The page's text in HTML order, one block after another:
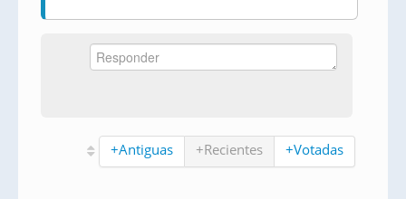
+Antiguas +Recientes +Votadas